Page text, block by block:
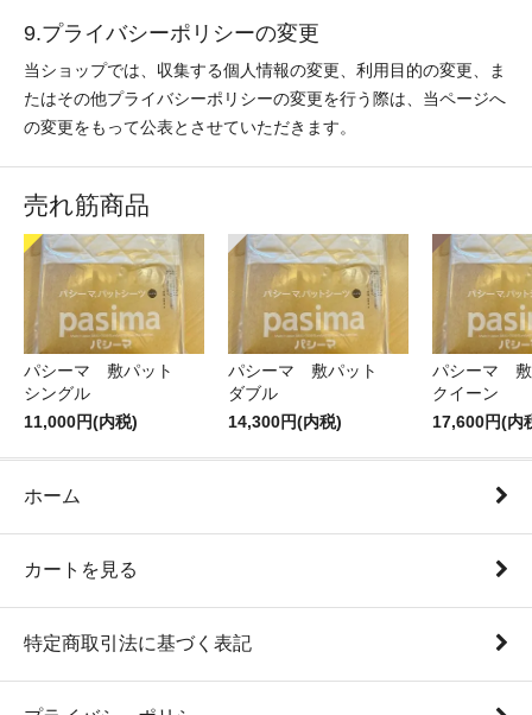
9.プライバシーポリシーの変更
当ショップでは、収集する個人情報の変更、利用目的の変更、ま
たはその他プライバシーポリシーの変更を行う際は、当ページへ
の変更をもって公表とさせていただきます。
売れ筋商品
パシーマ 敷パット
シングル
11,000円(内税)
パシーマ 敷パット
ダブル
14,300円(内税)
パシーマ
クイーン
17,600円(内
ホーム
カートを見る
特定商取引法に基づく表記